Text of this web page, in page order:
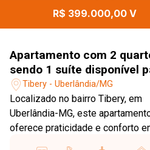
R$ 399.000,00 V
Apartamento com 2
sendo 1 suíte disponível
locação no bairro Tibery
Uberlândia-MG
Tibery - Uberlândia/MG
Localizado no bairro Tibery, em
Uberlândia-MG, este
oferece praticidade e conforto